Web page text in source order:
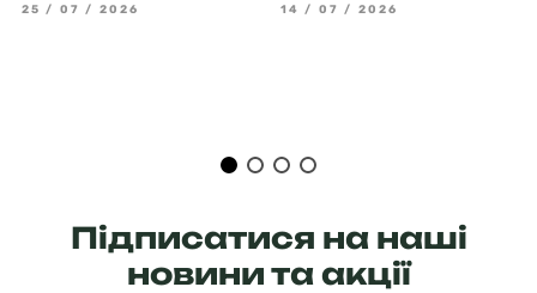
25 / 07 / 2026 14 / 07 / 2026
Підписатися на наші
новини та акції